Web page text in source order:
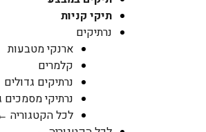
תיקי קניות
נרתיקים
ארנקי מטבעות
קלמרים
נרתיקים גדולים
נרתיקי מסמכים
לכל הקטגוריה